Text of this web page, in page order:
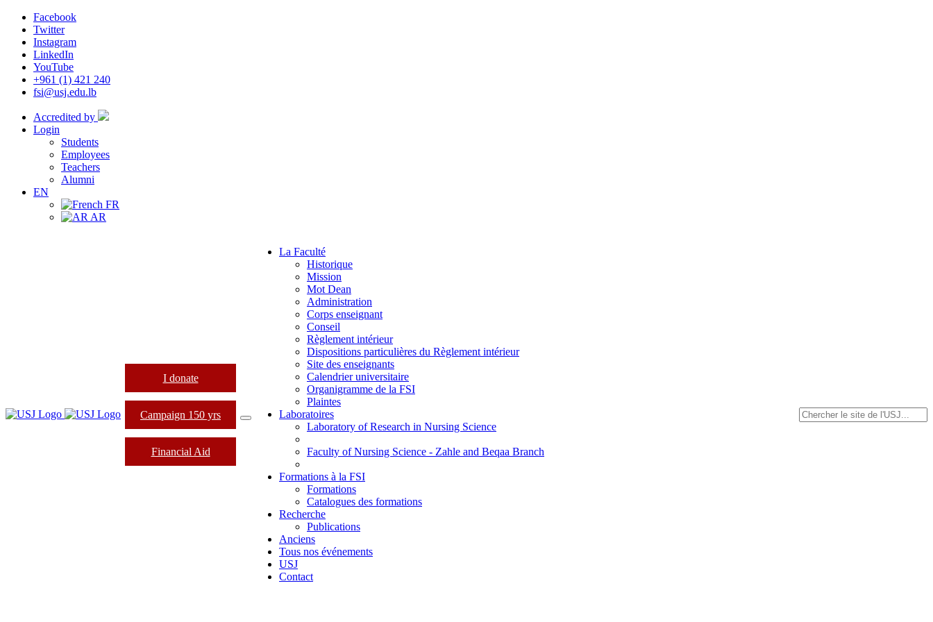
Facebook
Twitter
Instagram
LinkedIn
YouTube
+961 (1) 421 240
fsi@usj.edu.lb
Accredited by
Login
Students
Employees
Teachers
Alumni
EN
FR
AR
I donate
Campaign 150 yrs
Financial Aid
La Faculté
Historique
Mission
Mot Dean
Administration
Corps enseignant
Conseil
Règlement intérieur
Dispositions particulières du Règlement intérieur
Site des enseignants
Calendrier universitaire
Organigramme de la FSI
Plaintes
Laboratoires
Laboratory of Research in Nursing Science
Faculty of Nursing Science - Zahle and Beqaa Branch
Formations à la FSI
Formations
Catalogues des formations
Recherche
Publications
Anciens
Tous nos événements
USJ
Contact